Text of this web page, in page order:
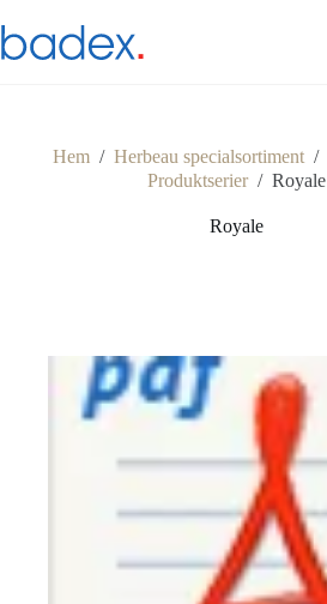
till
innehåll
Hem / Herbeau specialsortiment /
Produktserier / Royale
Royale